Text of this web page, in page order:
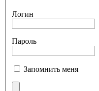
Логин
Пароль
Запомнить меня